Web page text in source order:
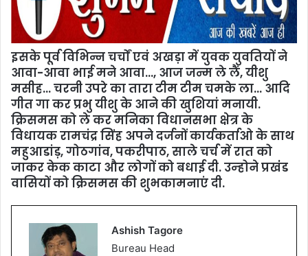
इसके पूर्व विभिन्न चर्चों एवं अखड़ा में युवक युवतियों ने
आवा-आवा भाई मने आवा…, आज जन्म ले लैं, यीशु
मसीह… चरनी उपरे का तारा टीम टीम चमके ला… आ‍दि
गीत गा कर प्रभु यीशु के आने की खुशियां मनायी.
क्रिसमस को ले कर मनिका विधानसभा क्षेत्र के
विधायक रामचंद्र सिंह अपने दर्जनों कार्यकर्ताओ के साथ
महुआडांड़, गोठगांव, पकरीपाठ, साले चर्च में रात को
जाकर केक काटा और लोगों को बधाई दी. उन्‍होने प्रखंंड
वासियों को क्रिसमस की शुभकामनाएं दी.
Ashish Tagore
Bureau Head